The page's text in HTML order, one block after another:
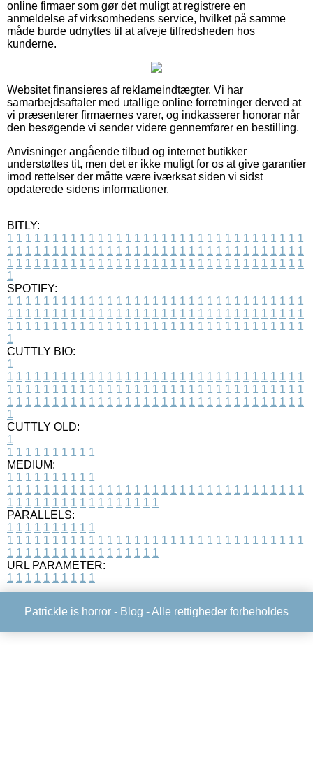
online firmaer som gør det muligt at registrere en
anmeldelse af virksomhedens service, hvilket på samme
måde burde udnyttes til at afveje tilfredsheden hos
kunderne.
Websitet finansieres af reklameindtægter. Vi har
samarbejdsaftaler med utallige online forretninger derved at
vi præsenterer firmaernes varer, og indkasserer honorar når
den besøgende vi sender videre gennemfører en bestilling.
Anvisninger angående tilbud og internet butikker
understøttes tit, men det er ikke muligt for os at give garantier
imod rettelser der måtte være iværksat siden vi sidst
opdaterede sidens informationer.
BITLY:
1 1 1 1 1 1 1 1 1 1 1 1 1 1 1 1 1 1 1 1 1 1 1 1 1 1 1 1 1 1 1 1 1
1 1 1 1 1 1 1 1 1 1 1 1 1 1 1 1 1 1 1 1 1 1 1 1 1 1 1 1 1 1 1 1 1
1 1 1 1 1 1 1 1 1 1 1 1 1 1 1 1 1 1 1 1 1 1 1 1 1 1 1 1 1 1 1 1 1
1
SPOTIFY:
1 1 1 1 1 1 1 1 1 1 1 1 1 1 1 1 1 1 1 1 1 1 1 1 1 1 1 1 1 1 1 1 1
1 1 1 1 1 1 1 1 1 1 1 1 1 1 1 1 1 1 1 1 1 1 1 1 1 1 1 1 1 1 1 1 1
1 1 1 1 1 1 1 1 1 1 1 1 1 1 1 1 1 1 1 1 1 1 1 1 1 1 1 1 1 1 1 1 1
1
CUTTLY BIO:
1
1 1 1 1 1 1 1 1 1 1 1 1 1 1 1 1 1 1 1 1 1 1 1 1 1 1 1 1 1 1 1 1 1
1 1 1 1 1 1 1 1 1 1 1 1 1 1 1 1 1 1 1 1 1 1 1 1 1 1 1 1 1 1 1 1 1
1 1 1 1 1 1 1 1 1 1 1 1 1 1 1 1 1 1 1 1 1 1 1 1 1 1 1 1 1 1 1 1 1
1
CUTTLY OLD:
1
1 1 1 1 1 1 1 1 1 1
MEDIUM:
1 1 1 1 1 1 1 1 1 1
1 1 1 1 1 1 1 1 1 1 1 1 1 1 1 1 1 1 1 1 1 1 1 1 1 1 1 1 1 1 1 1 1
1 1 1 1 1 1 1 1 1 1 1 1 1 1 1 1 1
PARALLELS:
1 1 1 1 1 1 1 1 1 1
1 1 1 1 1 1 1 1 1 1 1 1 1 1 1 1 1 1 1 1 1 1 1 1 1 1 1 1 1 1 1 1 1
1 1 1 1 1 1 1 1 1 1 1 1 1 1 1 1 1
URL PARAMETER:
1 1 1 1 1 1 1 1 1 1
Patrickle is horror - Blog - Alle rettigheder forbeholdes